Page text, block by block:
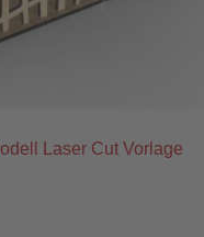
Laser Cut Vorlage